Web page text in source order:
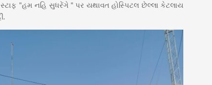
"હમ નહિ સુધરેંગે " પર યથાવત હોસ્પિટલ છેલ્લા કેટલાય